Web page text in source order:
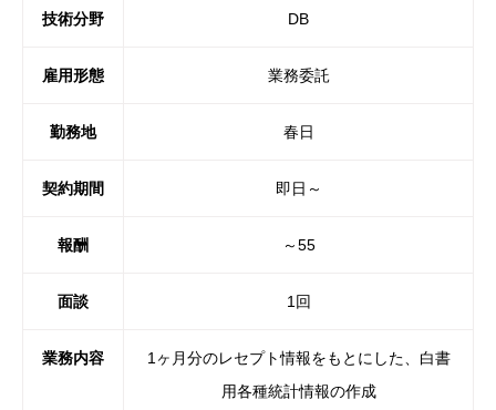
技術分野 DB
雇用形態 業務委託
勤務地 春日
契約期間 即日～
報酬 ～55
面談 1回
業務内容
1ヶ月分のレセプト情報をもとにした、白書
用各種統計情報の作成